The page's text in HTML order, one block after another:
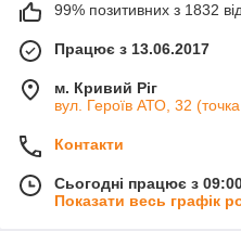
99% позитивних з 1832
Працює з 13.06.2017
м. Кривий Ріг
вул. Героїв АТО, 32
Контакти
Сьогодні працює з
Показати весь графік